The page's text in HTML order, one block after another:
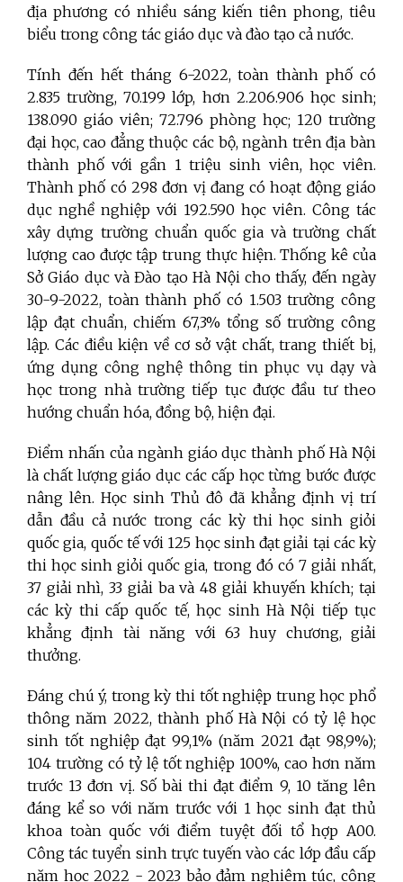
địa phương có nhiều sáng kiến tiên phong, tiêu
biểu trong công tác giáo dục và đào tạo cả nước.
Tính đến hết tháng 6-2022, toàn thành phố có
2.835 trường, 70.199 lớp, hơn 2.206.906 học sinh;
138.090 giáo viên; 72.796 phòng học; 120 trường
đại học, cao đẳng thuộc các bộ, ngành trên địa bàn
thành phố với gần 1 triệu sinh viên, học viên.
Thành phố có 298 đơn vị đang có hoạt động giáo
dục nghề nghiệp với 192.590 học viên. Công tác
xây dựng trường chuẩn quốc gia và trường chất
lượng cao được tập trung thực hiện. Thống kê của
Sở Giáo dục và Đào tạo Hà Nội cho thấy, đến ngày
30-9-2022, toàn thành phố có 1.503 trường công
lập đạt chuẩn, chiếm 67,3% tổng số trường công
lập. Các điều kiện về cơ sở vật chất, trang thiết bị,
ứng dụng công nghệ thông tin phục vụ dạy và
học trong nhà trường tiếp tục được đầu tư theo
hướng chuẩn hóa, đồng bộ, hiện đại.
Điểm nhấn của ngành giáo dục thành phố Hà Nội
là chất lượng giáo dục các cấp học từng bước được
nâng lên. Học sinh Thủ đô đã khẳng định vị trí
dẫn đầu cả nước trong các kỳ thi học sinh giỏi
quốc gia, quốc tế với 125 học sinh đạt giải tại các kỳ
thi học sinh giỏi quốc gia, trong đó có 7 giải nhất,
37 giải nhì, 33 giải ba và 48 giải khuyến khích; tại
các kỳ thi cấp quốc tế, học sinh Hà Nội tiếp tục
khẳng định tài năng với 63 huy chương, giải
thưởng.
Đáng chú ý, trong kỳ thi tốt nghiệp trung học phổ
thông năm 2022, thành phố Hà Nội có tỷ lệ học
sinh tốt nghiệp đạt 99,1% (năm 2021 đạt 98,9%);
104 trường có tỷ lệ tốt nghiệp 100%, cao hơn năm
trước 13 đơn vị. Số bài thi đạt điểm 9, 10 tăng lên
đáng kể so với năm trước với 1 học sinh đạt thủ
khoa toàn quốc với điểm tuyệt đối tổ hợp A00.
Công tác tuyển sinh trực tuyến vào các lớp đầu cấp
năm học 2022 - 2023 bảo đảm nghiêm túc, công